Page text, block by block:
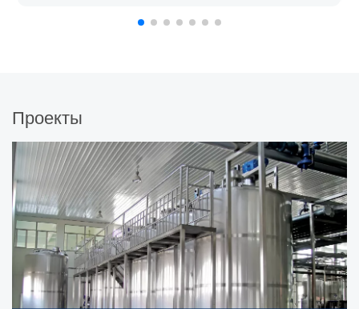
Проекты